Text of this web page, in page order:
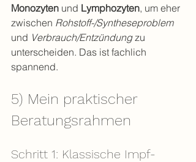
Monozyten und Lymphozyten, um eher
zwischen Rohstoff-/Syntheseproblem
und Verbrauch/Entzündung zu
unterscheiden. Das ist fachlich
spannend.
5) Mein praktischer
Beratungsrahmen
Schritt 1: Klassische Impf-